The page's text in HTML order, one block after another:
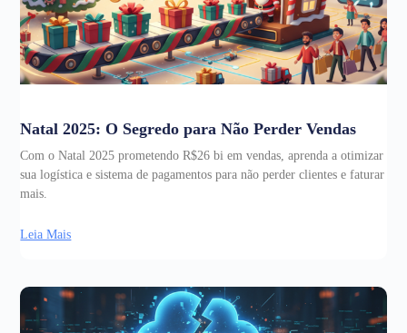
Natal 2025: O Segredo para Não Perder Vendas
Com o Natal 2025 prometendo R$26 bi em vendas, aprenda a otimizar
sua logística e sistema de pagamentos para não perder clientes e faturar
mais.
Leia Mais